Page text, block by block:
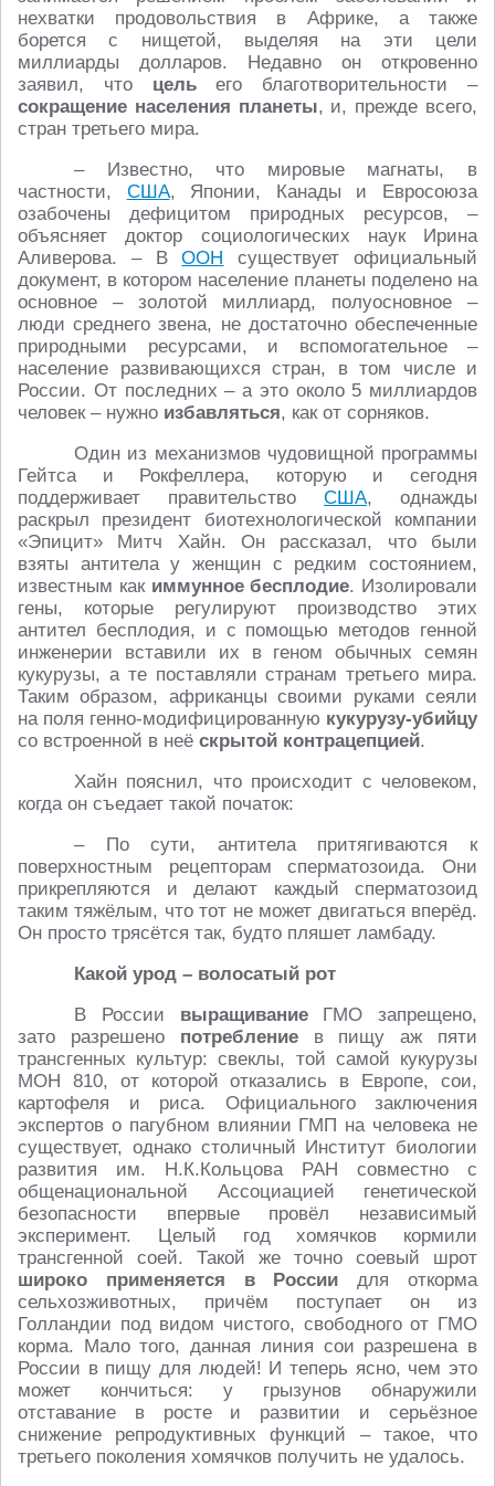
нехватки продовольствия в Африке, а также
борется с нищетой, выделяя на эти цели
миллиарды долларов. Недавно он откровенно
заявил, что цельего благотворительности –
сокращение населения планеты, и, прежде всего,
стран третьего мира.
– Известно, что мировые магнаты, в
частности, США, Японии, Канады и Евросоюза
озабочены дефицитом природных ресурсов, –
объясняет доктор социологических наук Ирина
Аливерова. – ВООН существует официальный
документ, в котором население планеты поделено на
основное – золотой миллиард, полуосновное –
люди среднего звена, не достаточно обеспеченные
природными ресурсами, и вспомогательное –
население развивающихся стран, в том числе и
России. От последних – а это около 5 миллиардов
человек – нужно избавляться, как от сорняков.
Один из механизмов чудовищной программы
Гейтса и Рокфеллера, которую и сегодня
поддерживает правительство США, однажды
раскрыл президент биотехнологической компании
«Эпицит» Митч Хайн. Он рассказал, что были
взяты антитела у женщин с редким состоянием,
известным как иммунное бесплодие. Изолировали
гены, которые регулируют производство этих
антител бесплодия, и с помощью методов генной
инженерии вставили их в геном обычных семян
кукурузы, а те поставляли странам третьего мира.
Таким образом, африканцы своими руками сеяли
на поля генно-модифицированную кукурузу-убийцу
со встроенной в неё скрытой контрацепцией.
Хайн пояснил, что происходит с человеком,
когда он съедает такой початок:
– По сути, антитела притягиваются к
поверхностным рецепторам сперматозоида. Они
прикрепляются и делают каждый сперматозоид
таким тяжёлым, что тот не может двигаться вперёд.
Он просто трясётся так, будто пляшет ламбаду.
Какой урод – волосатый рот
В России выращиваниеГМО запрещено,
зато разрешено потреблениев пищу аж пяти
трансгенных культур: свеклы, той самой кукурузы
МОН 810, от которой отказались в Европе, сои,
картофеля и риса. Официального заключения
экспертов о пагубном влиянии ГМП на человека не
существует, однако столичный Институт биологии
развития им. Н.К.Кольцова РАН совместно с
общенациональной Ассоциацией генетической
безопасности впервые провёл независимый
эксперимент. Целый год хомячков кормили
трансгенной соей. Такой же точно соевый шрот
широко применяется в России для откорма
сельхозживотных, причём поступает он из
Голландии под видом чистого, свободного от ГМО
корма. Мало того, данная линия сои разрешена в
России в пищу для людей! И теперь ясно, чем это
может кончиться: у грызунов обнаружили
отставание в росте и развитии и серьёзное
снижение репродуктивных функций – такое, что
третьего поколения хомячков получить не удалось.